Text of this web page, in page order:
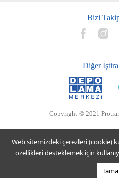
Bizi
Diğer
Copyright © 2021
Web sitemizdeki çerezleri (cookie)
özellikleri desteklemek için